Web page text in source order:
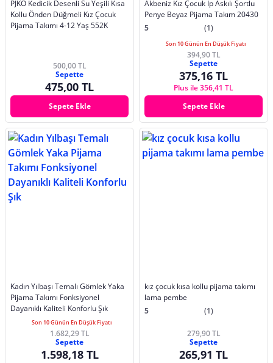
PJKÖ Kedicik Desenli Su Yeşili Kısa
Kollu Önden Düğmeli Kız Çocuk
Pijama Takımı 4-12 Yaş 552K
500,00 TL
Sepette
475,00 TL
Sepete Ekle
Akbeniz Kız Çocuk İp Askılı Şortlu
Penye Beyaz Pijama Takım 20430
5
(1)
Son 10 Günün En Düşük Fiyatı
394,90 TL
Sepette
375,16 TL
Plus ile 356,41 TL
Sepete Ekle
Kadın Yılbaşı Temalı Gömlek Yaka
Pijama Takımı Fonksiyonel
Dayanıklı Kaliteli Konforlu Şık
Son 10 Günün En Düşük Fiyatı
1.682,29 TL
Sepette
1.598,18 TL
kız çocuk kısa kollu pijama takımı
lama pembe
5
(1)
279,90 TL
Sepette
265,91 TL